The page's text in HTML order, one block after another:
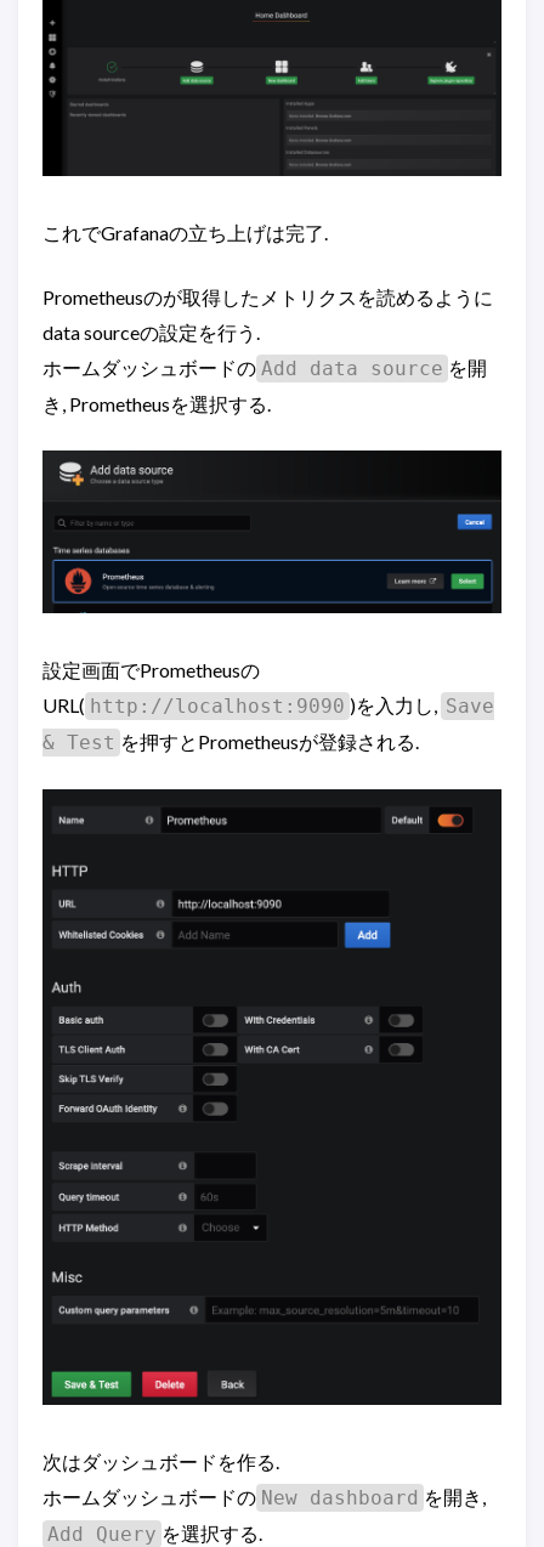
これでGrafanaの立ち上げは完了.
Prometheusのが取得したメトリクスを読めるように
data sourceの設定を行う.
ホームダッシュボードの Add data source を開
き, Prometheusを選択する.
設定画面でPrometheusの
URL( http://localhost:9090 )を入力し, Save
& Test を押すとPrometheusが登録される.
次はダッシュボードを作る.
ホームダッシュボードの New dashboard を開き,
Add Query を選択する.